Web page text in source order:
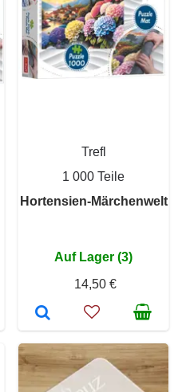
Trefl
1 000 Teile
Hortensien-Märchenwelt
Auf Lager (3)
14,50 €